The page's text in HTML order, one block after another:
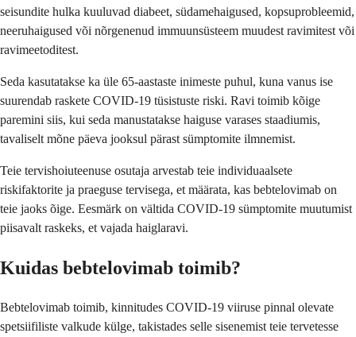
seisundite hulka kuuluvad diabeet, südamehaigused, kopsuprobleemid,
neeruhaigused või nõrgenenud immuunsüsteem muudest ravimitest või
ravimeetoditest.
Seda kasutatakse ka üle 65-aastaste inimeste puhul, kuna vanus ise
suurendab raskete COVID-19 tüsistuste riski. Ravi toimib kõige
paremini siis, kui seda manustatakse haiguse varases staadiumis,
tavaliselt mõne päeva jooksul pärast sümptomite ilmnemist.
Teie tervishoiuteenuse osutaja arvestab teie individuaalsete
riskifaktorite ja praeguse tervisega, et määrata, kas bebtelovimab on
teie jaoks õige. Eesmärk on vältida COVID-19 sümptomite muutumist
piisavalt raskeks, et vajada haiglaravi.
Kuidas bebtelovimab toimib?
Bebtelovimab toimib, kinnitudes COVID-19 viiruse pinnal olevate
spetsiifiliste valkude külge, takistades selle sisenemist teie tervetesse